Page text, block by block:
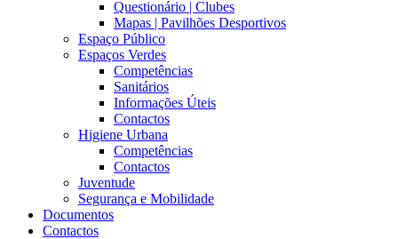
Questionário | Clubes
Mapas | Pavilhões Desportivos
Espaço Público
Espaços Verdes
Competências
Sanitários
Informações Úteis
Contactos
Higiene Urbana
Competências
Contactos
Juventude
Segurança e Mobilidade
Documentos
Contactos